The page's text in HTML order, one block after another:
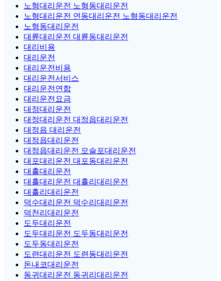
노형대리운전 노형동대리운전
노형대리운전 연동대리운전 노형동대리운전
노형동대리운전
대륜대리운전 대륜동대리운전
대리비용
대리운전
대리운전비용
대리운전서비스
대리운전연합
대리운전요금
대정대리운전
대정대리운전 대정읍대리운전
대정읍 대리운전
대정읍대리운전
대정읍대리운전 모슬포대리운전
대포대리운전 대포동대리운전
대흘대리운전
대흘대리운전 대흘리대리운전
대흘리대리운전
덕수대리운전 덕수리대리운전
덕천리대리운전
도두대리운전
도두대리운전 도두동대리운전
도두동대리운전
도련대리운전 도련동대리운전
돈내코대리운전
동귀대리운전 동귀리대리운전